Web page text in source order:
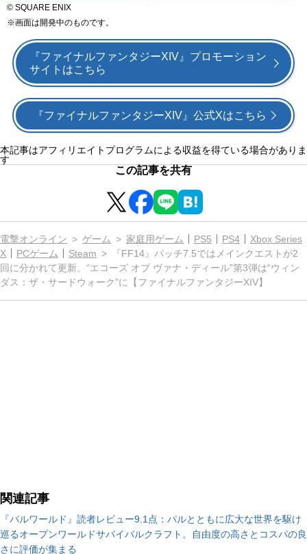
© SQUARE ENIX
※画面は開発中のものです。
『ファイナルファンタジーXIV』プロモーション
サイトはこちら
『ファイナルファンタジーXIV』公式Xはこちら
本記事はアフィリエイトプログラムによる収益を得ている場合がありま
す
この記事を共有
電撃オンライン ゲーム 家庭用ゲーム PS5 PS4
Xbox Series
X
PCゲーム Steam
『FF14』パッチ7.5ではメインクエストが2
回に分かれて更新。“エコーズ オブ ヴァナ・ディール”第3弾は“ウィン
ダス：ザ・サードウォーク”に【ファイナルファンタジーXIV】
関連記事
『パルワールド』読者レビュー9.1点：パルとともに広大な世界を駆け
巡るオープンワールドサバイバルクラフト。自由度の高さとコスパの良
さに評価が集まる